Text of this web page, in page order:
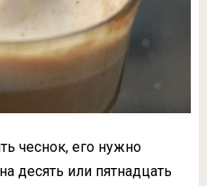
чеснок, его нужно
десять или пятнадцать